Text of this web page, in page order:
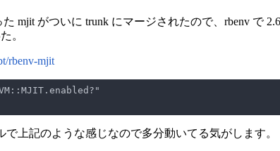
mjit がついに trunk にマージされたので、rbenv で
。
rbenv-mjit
で上記のような感じなので多分動いてる気がします。